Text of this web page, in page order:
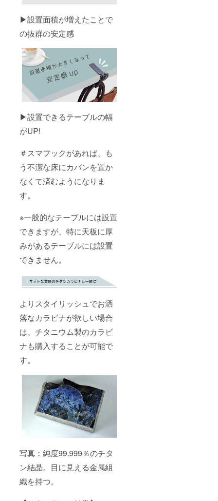
▶︎設置面積が増えたことで
の抜群の安定感
▶︎設置できるテーブルの幅
がUP!
＃スマフックがあれば、も
う不潔な床にカバンを置か
なくて済むようになりま
す。
※一般的なテーブルには設置
できますが、特に天板に厚
みがあるテーブルには設置
できません。
よりスタイリッシュでお洒
落なカラビナが欲しい場合
は、チタニウム製のカラビ
ナも購入することが可能で
す。
写真：純度99.999％のチタ
ン結晶。目に見える金属組
織を持つ。